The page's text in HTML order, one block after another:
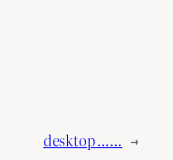
desktop …… →